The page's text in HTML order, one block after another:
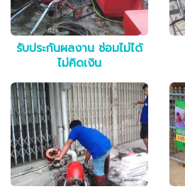
รับประกันผลงาน ซ่อมไม่ได้
ไม่คิดเงิน